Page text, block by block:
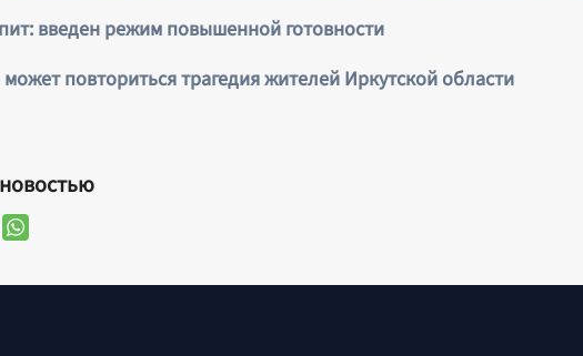
введен режим повышенной готовности
повториться трагедия жителей Иркутской области